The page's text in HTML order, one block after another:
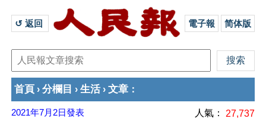
↺ 返回 電子報 简体版
首頁 › 分欄目 › 生活 › 文章 ：
2021年7月2日發表 人氣： 27,737